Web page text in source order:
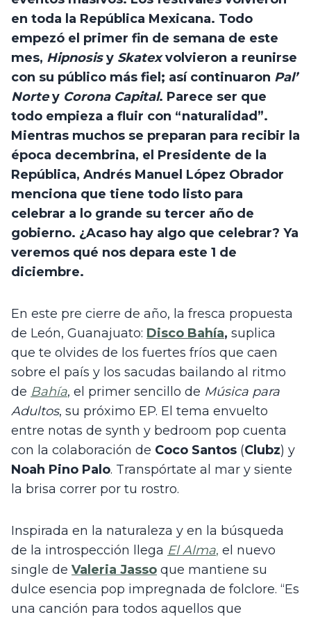
en toda la República Mexicana. Todo
empezó el primer fin de semana de este
mes, Hipnosis y Skatex volvieron a reunirse
con su público más fiel; así continuaron Pal’
Norte y Corona Capital. Parece ser que
todo empieza a fluir con “naturalidad”.
Mientras muchos se preparan para recibir la
época decembrina, el Presidente de la
República, Andrés Manuel López Obrador
menciona que tiene todo listo para
celebrar a lo grande su tercer año de
gobierno. ¿Acaso hay algo que celebrar? Ya
veremos qué nos depara este 1 de
diciembre.
En este pre cierre de año, la fresca propuesta
de León, Guanajuato: Disco Bahía, suplica
que te olvides de los fuertes fríos que caen
sobre el país y los sacudas bailando al ritmo
de Bahía, el primer sencillo de Música para
Adultos, su próximo EP. El tema envuelto
entre notas de synth y bedroom pop cuenta
con la colaboración de Coco Santos (Clubz
Noah Pino Palo. Transpórtate al mar y siente
la brisa correr por tu rostro.
Inspirada en la naturaleza y en la búsqueda
de la introspección llega El Alma, el nuevo
single de Valeria Jasso que mantiene su
dulce esencia pop impregnada de folclore. “Es
una canción para todos aquellos que